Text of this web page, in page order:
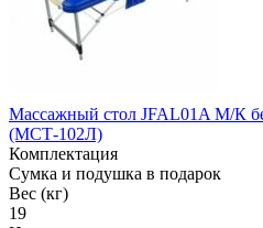
Массажный стол JFAL01A М/К
(МСТ-102Л)
Комплектация
Сумка и подушка в подарок
Вес (кг)
19